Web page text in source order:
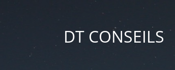
DT CONSEILS